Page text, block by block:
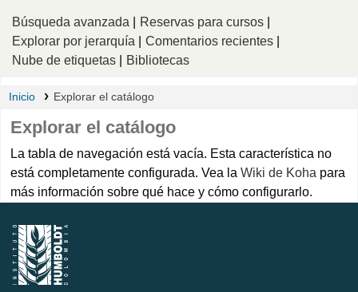
Búsqueda avanzada
Reservas para cursos
Explorar por jerarquía
Comentarios recientes
Nube de etiquetas
Bibliotecas
Inicio Explorar el catálogo
Explorar el catálogo
La tabla de navegación está vacía. Esta característica no
está completamente configurada. Vea la Wiki de Koha para
más información sobre qué hace y cómo configurarlo.